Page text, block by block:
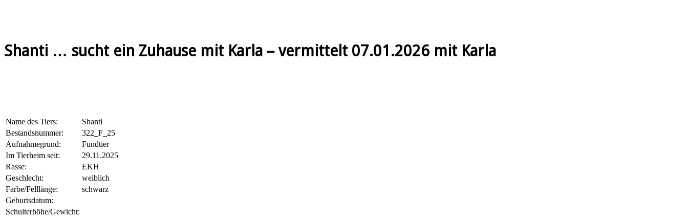
Shanti … sucht ein Zuhause mit Karla – vermittelt 07.01.2026 mit Karla
Name des Tiers:
Shanti
Bestandsnummer:
322_F_25
Aufnahmegrund:
Fundtier
Im Tierheim seit:
29.11.2025
Rasse:
EKH
Geschlecht:
weiblich
Farbe/Felllänge:
schwarz
Geburtsdatum:
Schulterhöhe/Gewicht: